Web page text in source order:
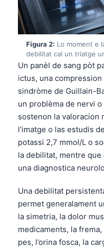
Figura 2: Lo moment e
debilitat cal un triatge
Un panèl de sang pòt
ictus, una
sindròme de Guillain-
un problèma de nervi
sostenon la valoracion
l’imatge o las estudis
potassi 2,7 mmol/L o
la debilitat, mentre que
una diagnostica
Una debilitat
permet generalament
la simetria, la dolor
medicaments, la
pes, l’orina fosca, la